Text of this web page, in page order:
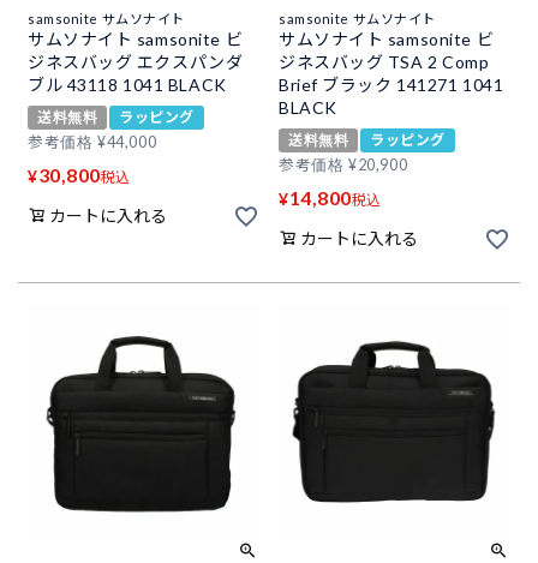
samsonite サムソナイト
サムソナイト samsonite ビ
ジネスバッグ エクスパンダ
ブル 43118 1041 BLACK
送料無料
ラッピング
参考価格 ¥44,000
¥30,800税込
カートに入れる
samsonite サムソナイト
サムソナイト samsonite ビ
ジネスバッグ TSA 2 Comp
Brief ブラック 141271 1041
BLACK
送料無料
ラッピング
参考価格 ¥20,900
¥14,800税込
カートに入れる